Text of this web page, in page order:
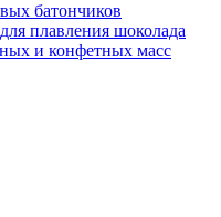
батончиков
плавления шоколада
и конфетных масс